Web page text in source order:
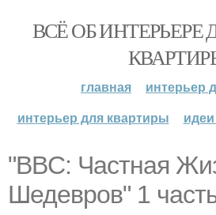
ВСЁ ОБ
главная
интерьер
интерьер для квартиры
"BBC: Частная
Шедевров" 1